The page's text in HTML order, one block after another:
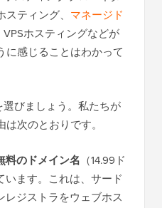
ティング、 マネージド
VPSホスティングなどが
に感じることはわかって
選びましょう。私たちが
次のとおりです。
料のドメイン名 （14.99ド
います。これは、サード
レジストラをウェブホス